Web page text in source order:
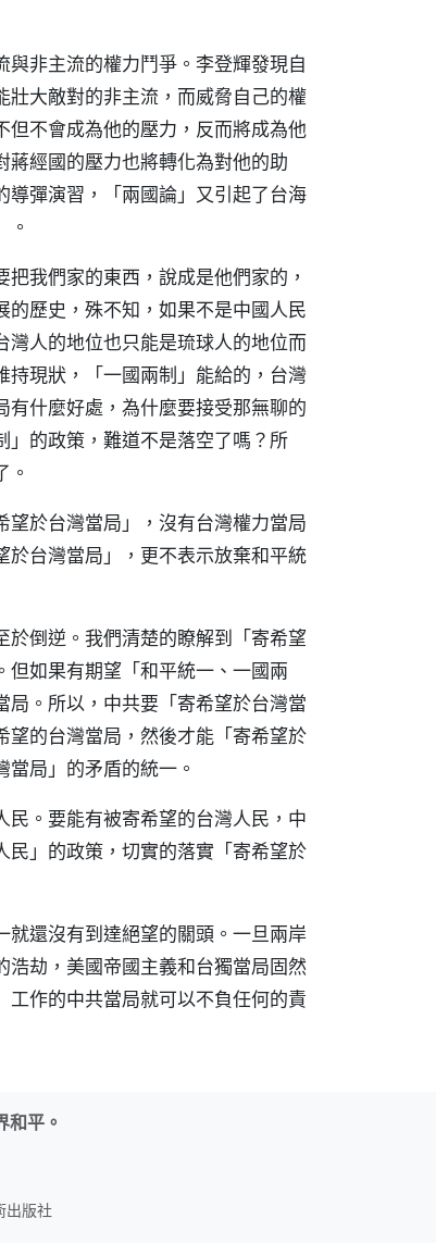
非主流的權力鬥爭。李登輝發現自
壯大敵對的非主流，而威脅自己的權
不會成為他的壓力，反而將成為他
經國的壓力也將轉化為對他的助
彈演習，「兩國論」又引起了台海
。
我們家的東西，說成是他們家的，
歷史，殊不知，如果不是中國人民
人的地位也只能是琉球人的地位而
現狀，「一國兩制」能給的，台灣
什麼好處，為什麼要接受那無聊的
」的政策，難道不是落空了嗎？所
。
於台灣當局」，沒有台灣權力當局
台灣當局」，更不表示放棄和平統
倒逆。我們清楚的瞭解到「寄希望
如果有期望「和平統一、一國兩
。所以，中共要「寄希望於台灣當
的台灣當局，然後才能「寄希望於
局」的矛盾的統一。
。要能有被寄希望的台灣人民，中
」的政策，切實的落實「寄希望於
就還沒有到達絕望的關頭。一旦兩岸
劫，美國帝國主義和台獨當局固然
作的中共當局就可以不負任何的責
平。
出版社